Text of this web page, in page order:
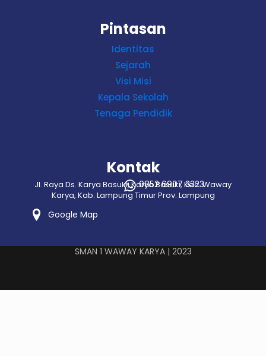
Pintasan
Identitas
Sejarah
Visi Misi
Kepala Sekolah
Tenaga Pendidik
Kontak
Jl. Raya Ds. Karya Basuki, Karya Basuki, Kec. Waway
Karya, Kab. Lampung Timur Prov. Lampung
Google Map
0852 6907 3323
SMAN 1 WAWAY KARYA | 2023